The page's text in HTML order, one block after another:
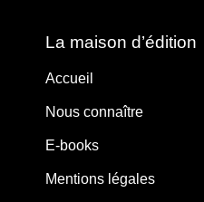
La maison d’édition
Accueil
Nous connaître
E-books
Mentions légales